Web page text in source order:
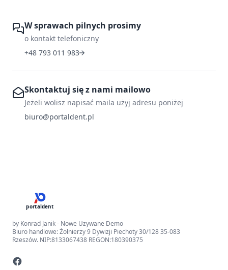
W sprawach pilnych prosimy
o kontakt telefoniczny
+48 793 011 983
Skontaktuj się z nami mailowo
Jeżeli wolisz napisać maila użyj adresu poniżej
biuro@portaldent.pl
portaldent
by Konrad Janik - Nowe Uzywane Demo
Biuro handlowe: Żołnierzy 9 Dywizji Piechoty 30/128 35-083
Rzeszów. NIP:8133067438 REGON:180390375